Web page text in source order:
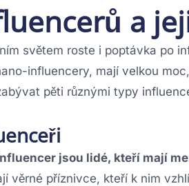
a
světem roste i poptávka po
influencery, mají velkou
pěti různými typy
jsou lidé, kteří mají
věrné příznivce, kteří k nim